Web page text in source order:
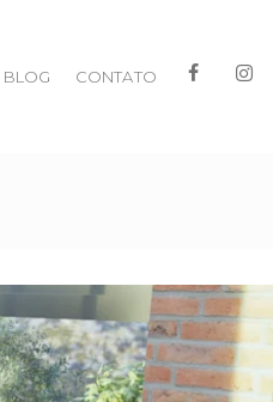
BLOG CONTATO